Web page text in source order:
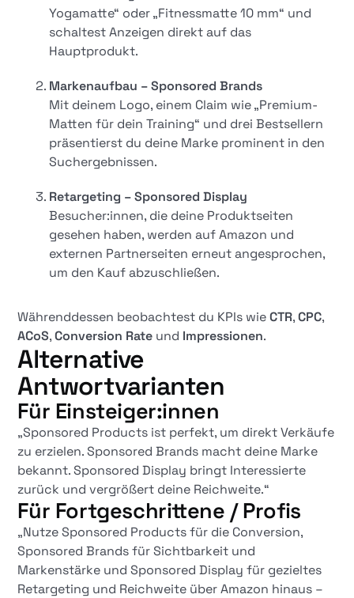
Yogamatte“ oder „Fitnessmatte 10 mm“ und
schaltest Anzeigen direkt auf das
Hauptprodukt.
Markenaufbau – Sponsored Brands
Mit deinem Logo, einem Claim wie „Premium-
Matten für dein Training“ und drei Bestsellern
präsentierst du deine Marke prominent in den
Suchergebnissen.
Retargeting – Sponsored Display
Besucher:innen, die deine Produktseiten
gesehen haben, werden auf Amazon und
externen Partnerseiten erneut angesprochen,
um den Kauf abzuschließen.
Währenddessen beobachtest du KPIs wieCTR,CPC,
ACoS,Conversion Rate und Impressionen.
Alternative
Antwortvarianten
Für Einsteiger:innen
„Sponsored Products ist perfekt, um direkt Verkäufe
zu erzielen. Sponsored Brands macht deine Marke
bekannt. Sponsored Display bringt Interessierte
zurück und vergrößert deine Reichweite.“
Für Fortgeschrittene / Profis
„Nutze Sponsored Products für die Conversion,
Sponsored Brands für Sichtbarkeit und
Markenstärke und Sponsored Display für gezieltes
Retargeting und Reichweite über Amazon hinaus –